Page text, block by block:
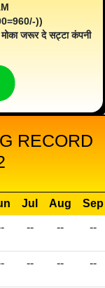
))
जरूर दे सट्टा कंपनी
RECORD
Jul Aug
Sep
-- -- --
-- -- --